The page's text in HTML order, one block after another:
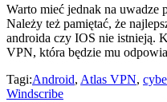
Warto mieć jednak na uwadze
Należy też pamiętać, że
androida czy IOS nie istnieją.
VPN, która będzie mu
Tagi:Android, Atlas VPN,
Windscribe